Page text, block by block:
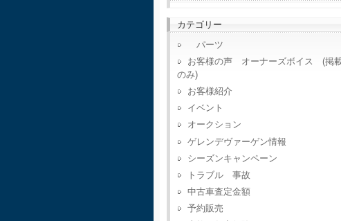
カテゴリー
パーツ
お客様の声 オーナーズボイス (掲
のみ)
お客様紹介
イベント
オークション
ゲレンデヴァーゲン情報
シーズンキャンペーン
トラブル 事故
中古車査定金額
予約販売